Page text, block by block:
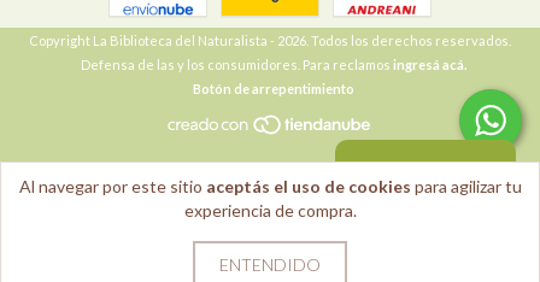
Al navegar por este sitio aceptás el uso de cookies para agilizar tu
experiencia de compra.
ENTENDIDO
Copyright La Biblioteca del Naturalista - 2026. Todos los derechos reservados.
Defensa de las y los consumidores. Para reclamos ingresá acá.
Botón de arrepentimiento